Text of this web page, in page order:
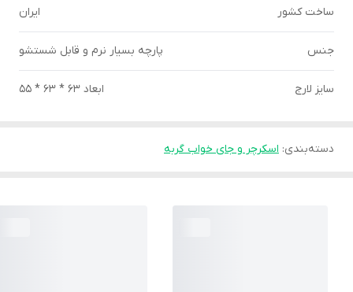
ساخت کشور ایران
جنس پارچه بسیار نرم و قابل شستشو
سایز لارج ابعاد 63 * 63 * 55
دسته‌بندی: اسکرچر و جای خواب گربه